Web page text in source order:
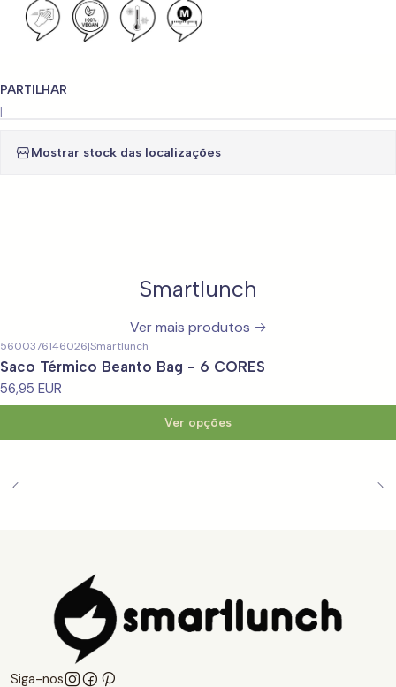
PARTILHAR
|
Mostrar stock das localizações
Smartlunch
Ver mais produtos
5600376146026|Smartlunch
Saco Térmico Beanto Bag - 6 CORES
56,95 EUR
Ver opções
Siga-nos